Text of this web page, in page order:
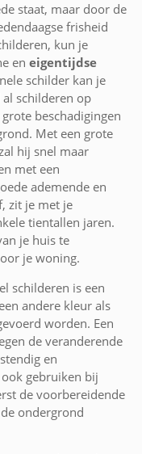
staat, maar door de
frisheid
kun je
en eigentijdse
schilder kan je
schilderen op
beschadigingen
Met een grote
hij snel maar
met een
ademende en
zit je met je
tientallen jaren.
je huis te
je woning.
schilderen is een
andere kleur als
worden. Een
de veranderende
en
gebruiken bij
de voorbereidende
ondergrond